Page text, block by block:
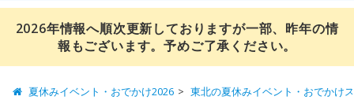
2026年情報へ順次更新しておりますが一部、昨年の情
報もございます。予めご了承ください。
夏休みイベント・おでかけ2026 東北の夏休みイベント・おでかけ